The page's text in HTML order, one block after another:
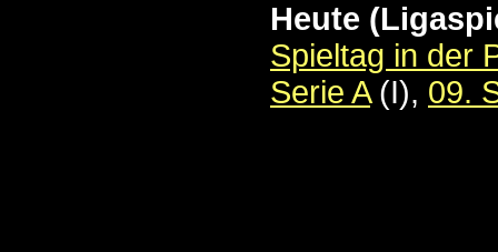
Heute
Spieltag in der
Serie A(I), 09.